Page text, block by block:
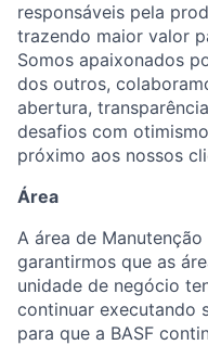
responsáveis pela
trazendo maior valor
Somos apaixonados
dos outros,
abertura,
desafios com
próximo aos nossos
Área
A área de
garantirmos que as
unidade de negócio
continuar executando
para que a BASF